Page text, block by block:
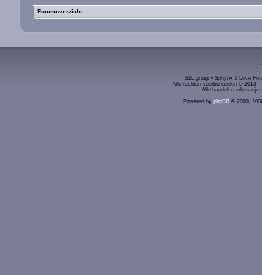
Forumoverzicht
S2L group • Sphynx 2 Love
Alle rechten voorbehouden ©
Alle handelsmerken zijn
Powered by phpBB© 2000,